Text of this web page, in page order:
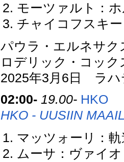
モーツァルト：
チャイコフスキ
パウラ・エルネサク
ロデリック・コッ
2025年3月6日 ラハ
02:00- 19.00- HKO
HKO - UUSIIN
マッツォーリ：
ムーサ：ヴァイ